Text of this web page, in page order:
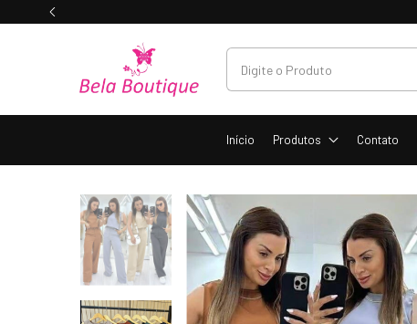
Início Produtos Contato